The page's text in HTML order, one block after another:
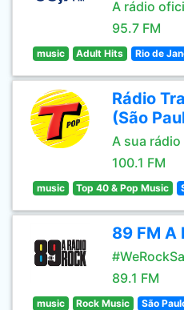
A rádio
95.7 FM
music Adult Hits Rio de
Rádio
(São
A sua
100.1 FM
music Top 40 & Pop Music
89 FM A
89.1 FM
music Rock Music São